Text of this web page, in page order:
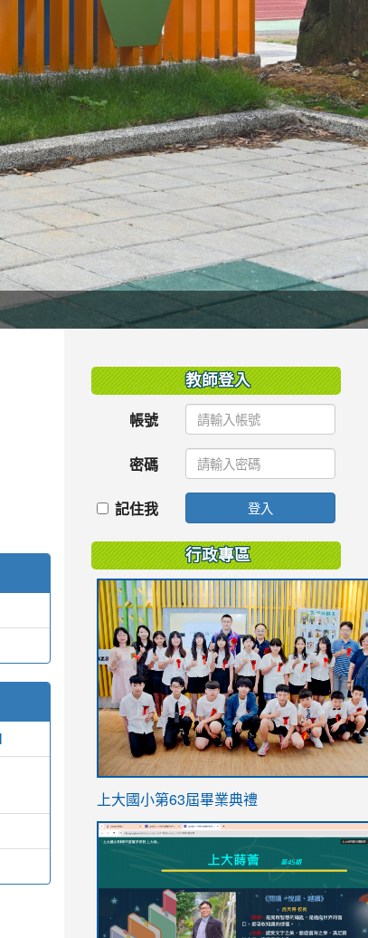
教師登入
帳號
密碼
記住我 登入
行政專區
link
https://sites.google.com/stes.tyc.edu.tw/
上大國小第63屆畢業典禮
link